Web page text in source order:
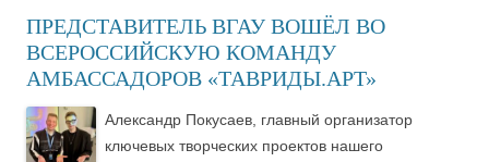
ПРЕДСТАВИТЕЛЬ ВГАУ ВОШЁЛ ВО
ВСЕРОССИЙСКУЮ КОМАНДУ
АМБАССАДОРОВ «ТАВРИДЫ.АРТ»
Александр Покусаев, главный организатор
ключевых творческих проектов нашего